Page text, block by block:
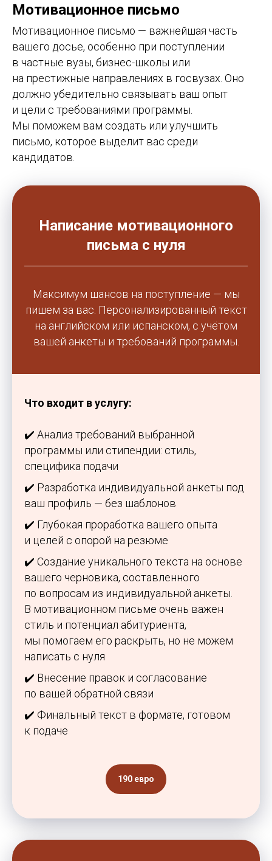
Мотивационное письмо
Мотивационное письмо — важнейшая часть
вашего досье, особенно при поступлении
в частные вузы, бизнес-школы или
на престижные направлениях в госвузах. Оно
должно убедительно связывать ваш опыт
и цели с требованиями программы.
Мы поможем вам создать или улучшить
письмо, которое выделит вас среди
кандидатов.
Написание мотивационного
письма с нуля
Максимум шансов на поступление — мы
пишем за вас. Персонализированный текст
на английском или испанском, с учётом
вашей анкеты и требований программы.
Что входит в услугу:
✔️ Анализ требований выбранной
программы или стипендии: стиль,
специфика подачи
✔️ Разработка индивидуальной анкеты под
ваш профиль — без шаблонов
✔️ Глубокая проработка вашего опыта
и целей с опорой на резюме
✔️ Создание уникального текста на основе
вашего черновика, составленного
по вопросам из индивидуальной анкеты.
В мотивационном письме очень важен
стиль и потенциал абитуриента,
мы помогаем его раскрыть, но не можем
написать с нуля
✔️ Внесение правок и согласование
по вашей обратной связи
✔️ Финальный текст в формате, готовом
к подаче
190 евро